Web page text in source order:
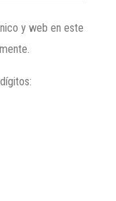
y web en este